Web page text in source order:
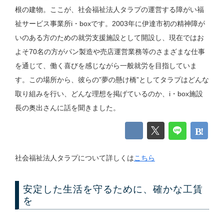
根の建物。ここが、社会福祉法人タラプの運営する障がい福
祉サービス事業所i・boxです。2003年に伊達市初の精神障が
いのある方のための就労支援施設として開設し、現在ではお
よそ70名の方がパン製造や売店運営業務等のさまざまな仕事
を通じて、働く喜びを感じながら一般就労を目指していま
す。この場所から、彼らの”夢の懸け橋”としてタラプはどんな
取り組みを行い、どんな理想を掲げているのか、i・box施設
長の奥出さんに話を聞きました。
社会福祉法人タラプについて詳しくはこちら
安定した生活を守るために、確かな工賃
を